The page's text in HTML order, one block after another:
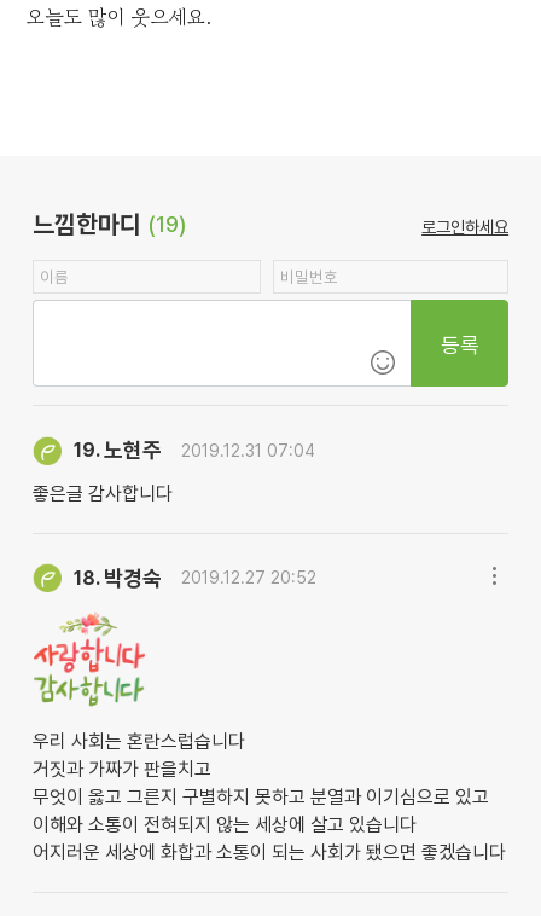
오늘도 많이 웃으세요.
느낌한마디 (19) 로그인하세요
등록
19.노현주 2019.12.31 07:04
좋은글 감사합니다
18. 박경숙 2019.12.27 20:52
우리 사회는 혼란스럽습니다
거짓과 가짜가 판을치고
무엇이 옳고 그른지 구별하지 못하고 분열과 이기심으로 있고
이해와 소통이 전혀되지 않는 세상에 살고 있습니다
어지러운 세상에 화합과 소통이 되는 사회가 됐으면 좋겠습니다